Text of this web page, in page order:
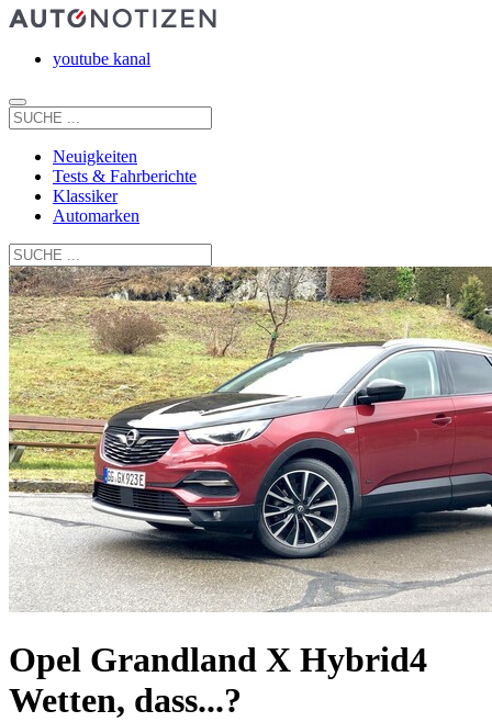
youtube kanal
Neuigkeiten
Tests & Fahrberichte
Klassiker
Automarken
Opel Grandland X Hybrid4
Wetten, dass...?